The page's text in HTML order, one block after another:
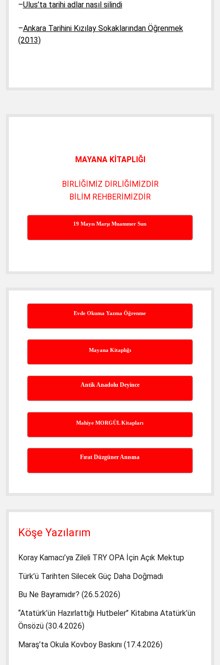
–Ulus’ta tarihi adlar nasıl silindi
–Ankara Tarihini Kızılay Sokaklarından Öğrenmek
(2013)
MAYANA KİTAPLIĞI
BİRLİĞİMİZ DİRLİĞİMİZDİR
BİLİM REHBERİMİZDİR
19 Mayıs Marşı Muammer Sun
Evde Okuma Yazma Öğrenme
Mayana Kitaplığı
Antik Anadolu Deyince
Mahiye MORGÜL Kitapları
Fırat Düzgüner Anısına
Köşe Yazılarım
Koray Kamacı’ya Zileli TRY OPA İçin Açık Mektup
Türk’ü Tarihten Silecek Güç Daha Doğmadı
Bu Ne Bayramıdır? (26.5.2026)
“Atatürk’ün Hazırlattığı Hutbeler” Kitabına Atatürk’ün
Önsözü (30.4.2026)
Maraş’ta Okula Kovboy Baskını (17.4.2026)